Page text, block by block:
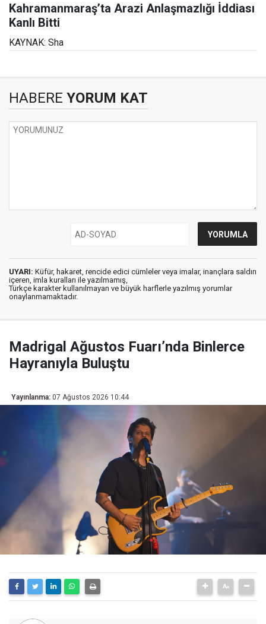
Kahramanmaraş’ta Arazi Anlaşmazlığı İddiası
Kanlı Bitti
KAYNAK: Sha
HABERE YORUM KAT
UYARI: Küfür, hakaret, rencide edici cümleler veya imalar, inançlara saldırı
içeren, imla kuralları ile yazılmamış,
Türkçe karakter kullanılmayan ve büyük harflerle yazılmış yorumlar
onaylanmamaktadır.
Madrigal Ağustos Fuarı’nda Binlerce
Hayranıyla Buluştu
Yayınlanma: 07 Ağustos 2026 10:44